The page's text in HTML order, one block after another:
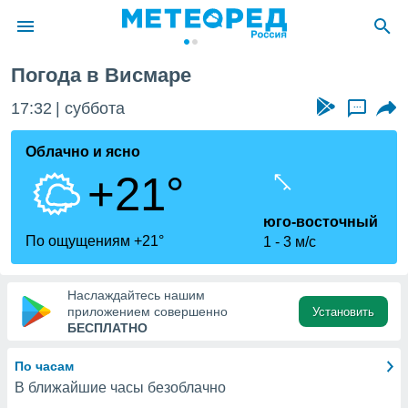
о
Вы можете
к этому
доступ
Погода в Висмаре
17:32 суббота ...
Облачно и ясно
+21°
По ощущениям +21°
юго-восточный
1
3 м/с
Наслаждайтесь нашим
приложением совершенно
БЕСПЛАТНО
Установить
По часам
В ближайшие часы безоблачно